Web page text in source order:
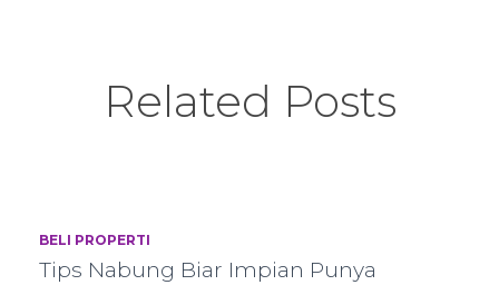
Related Posts
BELI PROPERTI
Tips Nabung Biar Impian Punya